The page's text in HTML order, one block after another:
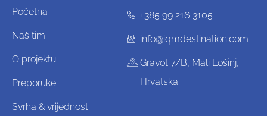
Početna
Naš tim
O projektu
Preporuke
Svrha & vrijednost
+385 99 216 3105
info@iqmdestination.com
Gravot 7/B, Mali Lošinj,
Hrvatska